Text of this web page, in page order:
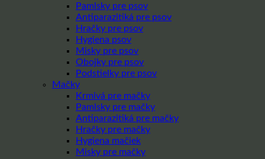
Pamlsky pre psov
Antiparazitiká pre psov
Hračky pre psov
Hygiena psov
Misky pre psov
Obojky pre psov
Podstielky pre psov
Mačky
Krmivá pre mačky
Pamlsky pre mačky
Antiparazitiká pre mačky
Hračky pre mačky
Hygiena mačiek
Misky pre mačky